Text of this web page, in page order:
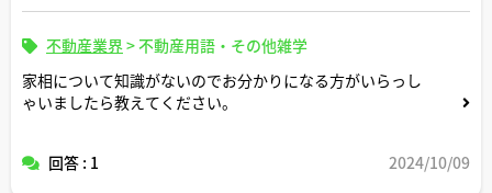
不動産業界>不動産用語・その他雑学
家相について知識がないのでお分かりになる方がいらっし
ゃいましたら教えてください。
回答 : 1 2024/10/09